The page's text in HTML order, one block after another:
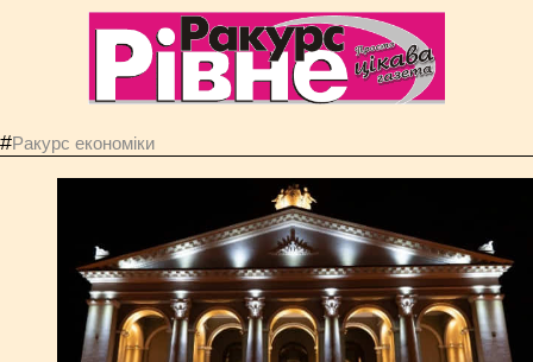
#Ракурс економiки